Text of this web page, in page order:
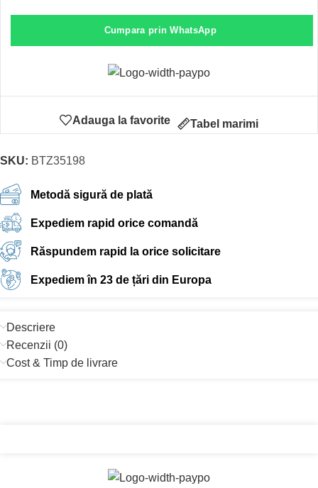
Cumpara prin WhatsApp
Adauga la favorite Tabel marimi
SKU: BTZ35198
Metodă sigură de plată
Expediem rapid orice comandă
Răspundem rapid la orice solicitare
Expediem în 23 de țări din Europa
Descriere
Recenzii (0)
Cost & Timp de livrare